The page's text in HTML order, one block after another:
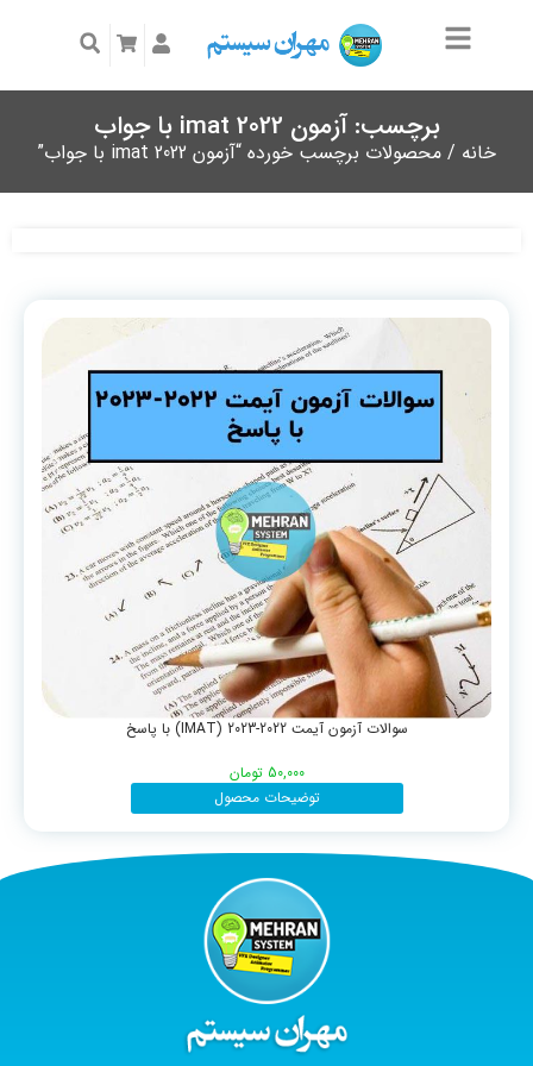
برچسب: آزمون imat 2022 با جواب
خانه / محصولات برچسب خورده “آزمون imat 2022 با جواب”
سوالات آزمون آیمت 2022-2023 (IMAT) با پاسخ
50,000 تومان
توضیحات محصول